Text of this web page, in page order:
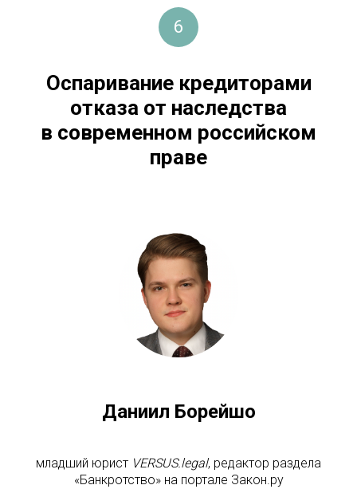
6
Оспаривание кредиторами
отказа от наследства
в современном российском
праве
Даниил Борейшо
младший юрист VERSUS.legal, редактор раздела
«Банкротство» на портале Закон.ру